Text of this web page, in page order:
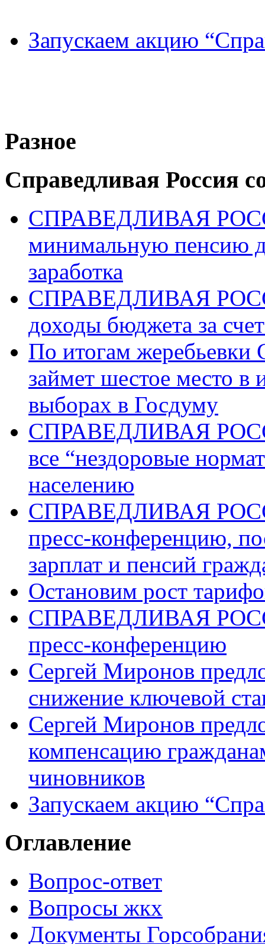
Запускаем акцию
Разное
Справедливая Россия
СПРАВЕДЛИВАЯ
минимальную пенсию
заработка
СПРАВЕДЛИВАЯ
доходы бюджета за
По итогам
займет шестое место в
выборах в Госдуму
СПРАВЕДЛИВАЯ
все “нездоровые
населению
СПРАВЕДЛИВАЯ
пресс-конференцию,
зарплат и пенсий
Остановим рост
СПРАВЕДЛИВАЯ
пресс-конференцию
Сергей Миронов
снижение ключевой
Сергей Миронов
компенсацию
чиновников
Запускаем акцию
Оглавление
Вопрос-ответ
Вопросы жкх
Документы